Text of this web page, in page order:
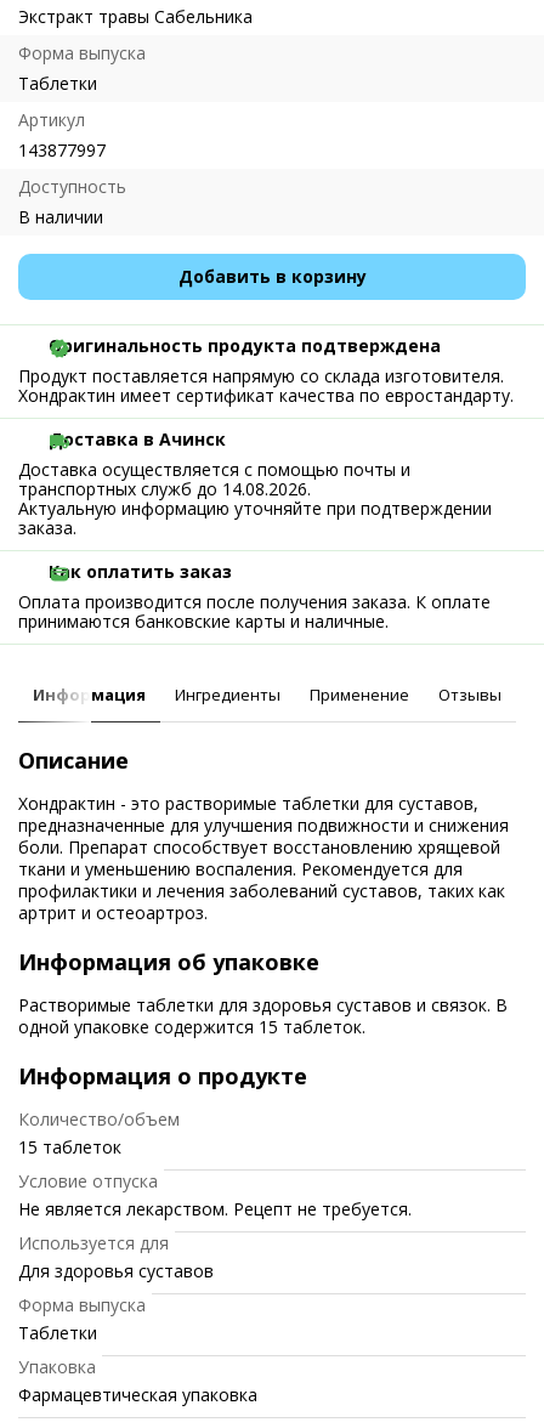
Экстракт травы Сабельника
Форма выпуска
Таблетки
Артикул
143877997
Доступность
В наличии
Добавить в корзину
Оригинальность продукта подтверждена
Продукт поставляется напрямую со склада изготовителя.
Хондрактин имеет сертификат качества по евростандарту.
Доставка в Ачинск
Доставка осуществляется с помощью почты и
транспортных служб до 14.08.2026.
Актуальную информацию уточняйте при подтверждении
заказа.
Как оплатить заказ
Оплата производится после получения заказа. К оплате
принимаются банковские карты и наличные.
Информация Ингредиенты Применение Отзывы
Описание
Хондрактин - это растворимые таблетки для суставов,
предназначенные для улучшения подвижности и снижения
боли. Препарат способствует восстановлению хрящевой
ткани и уменьшению воспаления. Рекомендуется для
профилактики и лечения заболеваний суставов, таких как
артрит и остеоартроз.
Информация об упаковке
Растворимые таблетки для здоровья суставов и связок. В
одной упаковке содержится 15 таблеток.
Информация о продукте
Количество/объем
15 таблеток
Условие отпуска
Не является лекарством. Рецепт не требуется.
Используется для
Для здоровья суставов
Форма выпуска
Таблетки
Упаковка
Фармацевтическая упаковка